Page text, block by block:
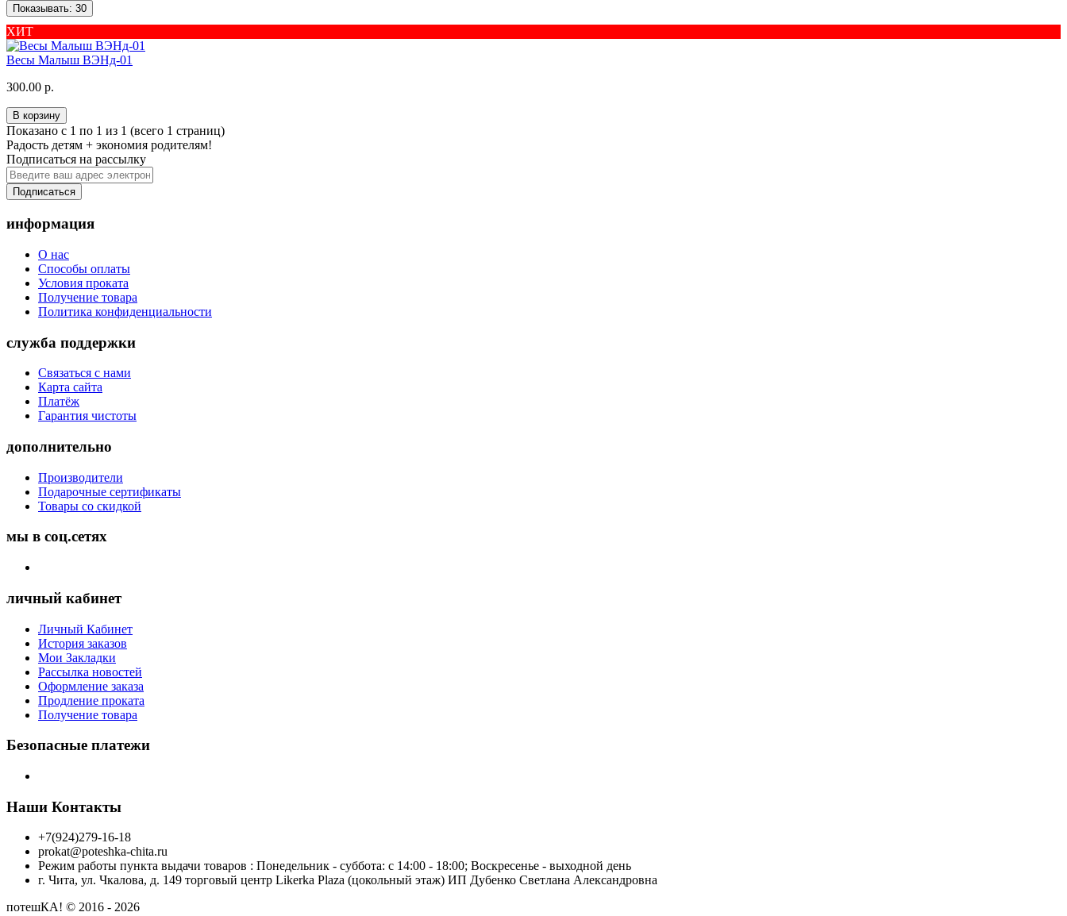
Показывать: 30
ХИТ
Весы Малыш ВЭНд-01
300.00 р.
В корзину
Показано с 1 по 1 из 1 (всего 1 страниц)
Радость детям + экономия родителям!
Подписаться на рассылку
Подписаться
информация
О нас
Способы оплаты
Условия проката
Получение товара
Политика конфиденциальности
служба поддержки
Связаться с нами
Карта сайта
Платёж
Гарантия чистоты
дополнительно
Производители
Подарочные сертификаты
Товары со скидкой
мы в соц.сетях
личный кабинет
Личный Кабинет
История заказов
Мои Закладки
Рассылка новостей
Оформление заказа
Продление проката
Получение товара
Безопасные платежи
Наши Контакты
+7(924)279-16-18
prokat@poteshka-chita.ru
Режим работы пункта выдачи товаров : Понедельник - суббота: с 14:00 - 18:00; Воскресенье - выходной день
г. Чита, ул. Чкалова, д. 149 торговый центр Likerka Plaza (цокольный этаж) ИП Дубенко Светлана Александровна
потешКА! © 2016 - 2026